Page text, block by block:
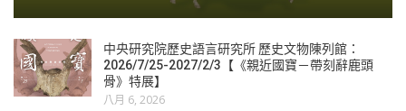
中央研究院歷史語言研究所 歷史文物陳列館：
2026/7/25-2027/2/3【《親近國寶－帶刻辭鹿頭
骨》特展】
八月 6, 2026